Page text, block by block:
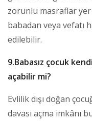
zorunlu masraflar
babadan veya vefatı
edilebilir.
9.Babasız çocuk
açabilir mi?
Evlilik dışı doğan
davası açma imkânı